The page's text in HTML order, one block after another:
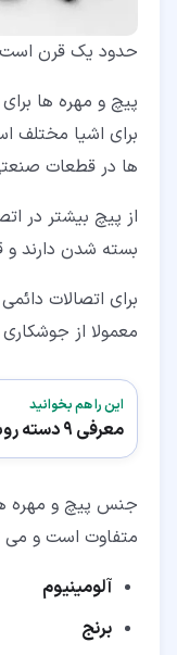
حدود یک قرن است
پیچ و مهره ها
برای اشیا مختلف
ها در قطعات
از پیچ بیشتر در
بسته شدن دارند و
برای اتصالات
معمولا از
این را هم بخوانید
معرفی 9 دسته روش های جوشکاری
جنس پیچ و مهره
متفاوت است و می
آلومینیوم
برنج